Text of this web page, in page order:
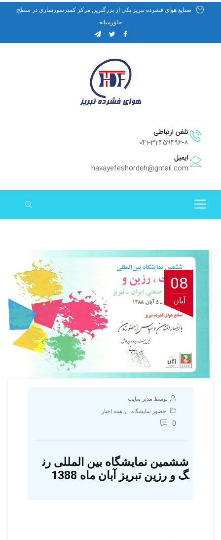
صنایع هوای فشرده تبریز یکی از بزرگترین مرکز کمپرسورسازی در سطح
خاورمیانه
تلفن ارتباطی
041-32459496-8
ایمیل
havayefeshordeh@gmail.com
08
آبان
توسط مدیر سایت
حضور نمایشگاه
, همه اخبار
0
ششمین نمایشگاه بین المللی رن
گ و رزین تبریز آبان ماه 1388